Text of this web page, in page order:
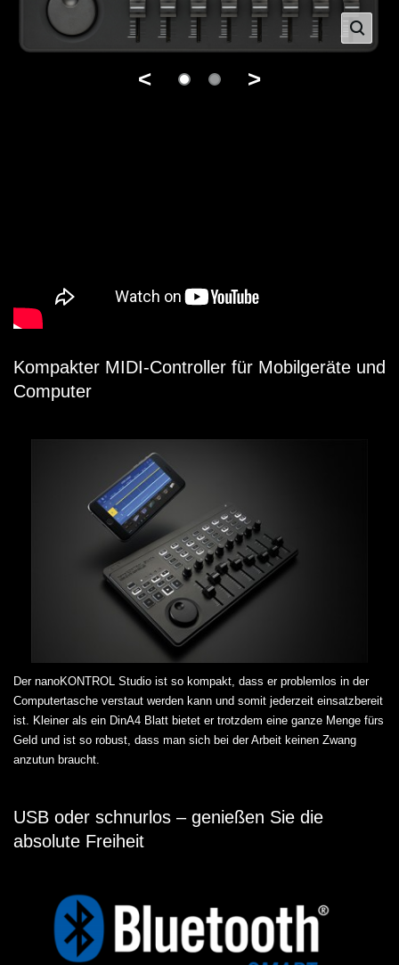
< >
Kompakter MIDI-Controller für Mobilgeräte und
Computer
Der nanoKONTROL Studio ist so kompakt, dass er problemlos in der
Computertasche verstaut werden kann und somit jederzeit einsatzbereit
ist. Kleiner als ein DinA4 Blatt bietet er trotzdem eine ganze Menge fürs
Geld und ist so robust, dass man sich bei der Arbeit keinen Zwang
anzutun braucht.
USB oder schnurlos – genießen Sie die
absolute Freiheit